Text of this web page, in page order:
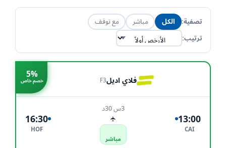
تصفية: الكل مباشر
مع توقف
ترتيب:
5%
خصم خاص فلاي اديلF3
13:00
CAI
3س 30د
✈
مباشر
16:30
HOF